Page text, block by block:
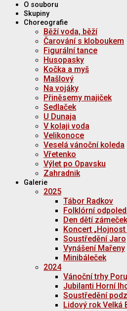
O souboru
Skupiny
Choreografie
Běží voda, běží
Čarování s kloboukem
Figurální tance
Husopasky
Kočka a myš
Mašlový
Na vojáky
Přiněsemy majiček
Sedlaček
U Dunaja
V kolaji voda
Velikonoce
Veselá vánoční koleda
Vřetenko
Výlet po Opavsku
Zahradnik
Galerie
2025
Tábor Radkov
Folklórní
Den dětí
Koncert
Soustředění Jaro
Vynášení Mařeny
Minibáleček
2024
Vánoční trhy
Jubilanti Horní
Soustředění
Lidový rok Velká